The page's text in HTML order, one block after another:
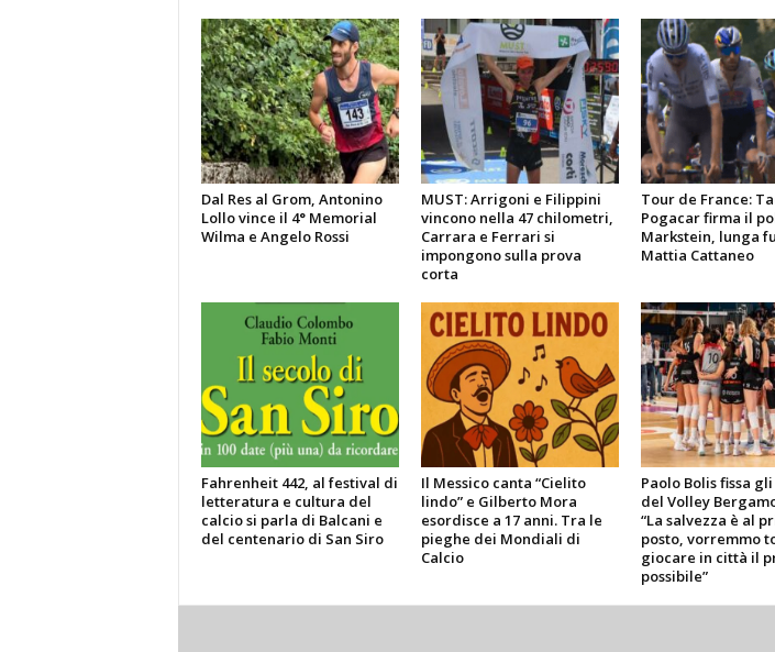
Dal Res al Grom, Antonino
Lollo vince il 4° Memorial
Wilma e Angelo Rossi
MUST: Arrigoni e Filippini
vincono nella 47 chilometri,
Carrara e Ferrari si
impongono sulla prova
corta
Tour de France:
Pogacar firma il
Markstein, lunga
Mattia Cattaneo
Fahrenheit 442, al festival di
letteratura e cultura del
calcio si parla di Balcani e
del centenario di San Siro
Il Messico canta “Cielito
lindo” e Gilberto Mora
esordisce a 17 anni. Tra le
pieghe dei Mondiali di
Calcio
Paolo Bolis fissa
del Volley
“La salvezza è al
posto, vorremmo
giocare in città il
possibile”